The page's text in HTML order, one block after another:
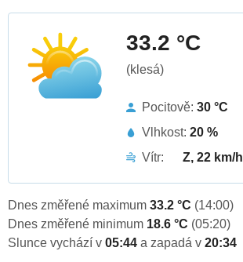
33.2 °C
(klesá)
Pocitově: 30 °C
Vlhkost: 20 %
Vítr:
Z, 22 km/h
Dnes změřené maximum 33.2 °C (14:00)
Dnes změřené minimum 18.6 °C (05:20)
Slunce vychází v 05:44 a zapadá v 20:34